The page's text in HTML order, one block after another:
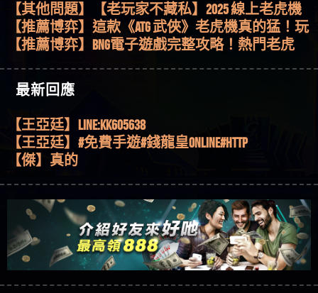
娛樂之旅
【其他問題】【老玩家不藏私】2025 線上老虎機
這樣挑！RTP、波動率和平台安全的全攻略！
【推薦博弈】這款《ATG 武俠》老虎機真的猛！玩
過才知道什麼叫超過3萬種中獎方式！
【推薦博弈】BNG電子遊戲完整攻略！熱門老虎
51,000倍數玩法攻略，輕鬆稱霸老虎機！
【其他問題】「拆解力智投資詐騙套路緊急追討
賴zg369」力智投資是不是詐騙 力智投資是真的嗎
力智投資是詐騙嗎 南部老翁還在癡迷力智投資高
回報獲利 請不要在匯款
【其他問題】 【遇天盛商行詐騙追回資金賴
zg369】天盛商行詐騙 天盛商行是不是詐騙 天盛商
行是真的嗎 天盛商行是詐騙嗎 被天盛商行詐騙一
招教你拿回
【其他問題】 受害者援助賴【zg369】退休老翁被
大戶e點靈詐騙痛不欲生 大戶e點靈是真的嗎 大戶e
點靈是不是詐騙 大戶e點靈是詐騙嗎 大戶e點靈無
法出金 （大戶e點靈）教你如何規避詐騙陷阱
【其他問題】 弘記投資詐騙持續收割國人中【免
費討回資金賴zg369】弘記投資是詐騙嗎 弘記投資
是不是詐騙 弘記投資是真的嗎 被弘記投資詐騙的
錢怎麼辦 本文教你如何拿回被騙資金
【其他問題】 被騙追回賴【zg369】KnTop利用新型
詐騙手法欺詐群眾 KnTop是真的嗎 KnTop是不是詐騙
KnTop是詐騙嗎 【KnTop】KnTop無法出金 被KnTop詐騙
的錢一招拿回
【其他問題】機台運算專案詐騙持續收割國人中
【免費討回資金賴zg369】機台運算專案是詐騙嗎
機台運算專案是不是詐騙 機台運算專案是真的嗎
被機台運算專案詐騙的錢怎麼辦 本文教你如何拿
回被騙資金
【其他問題】 Hoyabit詐騙持續收割國人中【免費
討回資金賴zg369】Hoyabit是詐騙嗎 Hoyabit是不是詐
騙 Hoyabit是真的嗎 被HoyabitHoyabit詐騙的錢怎麼辦
本文教你如何拿回被騙資金
【其他問題】KS.M多元化行銷詐騙持續收割國人
中【免費討回資金賴zg369】KS.M多元化行銷是詐
騙嗎 KS.M多元化行銷是不是詐騙 KS.M多元化行銷是
真的嗎 被KS.M多元化行銷詐騙的錢怎麼辦 本文教
你如何拿回被騙資金
【其他問題】免費追回賴「zg369」深度解析野原
家 Family & Love如何詐騙 野原家 Family & Love是不是詐
騙 野原家 Family & Love是真的嗎 野原家 Family & Love是
詐騙嗎 165多次通報野原家 Family & Love是詐騙平台
【其他問題】元盈橋詐騙持續收割國人中【免費
討回資金賴zg369】元盈橋是詐騙嗎 元盈橋是不是
詐騙 元盈橋是真的嗎 被元盈橋詐騙的錢怎麼辦
【其他問題】被騙追回賴【zg369】M.L.Edge利用新
型詐騙手法欺詐群眾 M.L.Edge是真的嗎 M.L.Edge是不
【其他問題】 Robinhood詐騙持續收割國人中【免
最新回應
【傑】推代理真的好相處
回答
【王亞廷】LINE:kK605638
【王亞廷】#免費手遊#錢龍皇ONLINE#http
【傑】真的
【Wei】讚
【沈樂慧】又是九州??爛死了黑網不要玩
【林伊依】爛死了拉贏錢直接鎖帳號可以去吃屎
【陳靜茹】推薦小畢，我也是小畢的會員～～
【黃家羭】推推
【AVA娛樂城】還會自己做假對話來毀謗欸哈哈哈